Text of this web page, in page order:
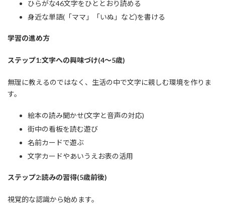
ひらがな46文字をひととおり読める
身近な単語(「ママ」「いぬ」など)を書ける
学習の進め方
ステップ1:文字への興味づけ(4〜5歳)
無理に教えるのではなく、生活の中で文字に親しむ環境を作りま
す。
絵本の読み聞かせ(文字と音声の対応)
街中の看板を読む遊び
名前カードで遊ぶ
文字カードやあいうえお表の活用
ステップ2:読みの習得(5歳前後)
視覚的な認識から始めます。